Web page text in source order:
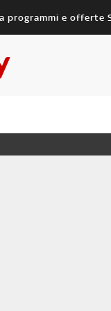
programmi e offerte